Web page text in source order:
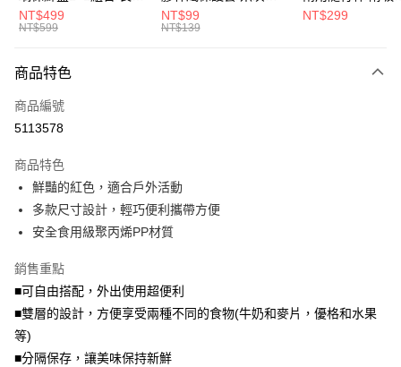
【大哥付你分期使用說明】
1.本服務由台灣大哥大提供，台灣大哥大用戶可立即使用無須另外申請。
成交易。
4.訂單成立30分鐘內，如未前往確認交易或遇審核未通過，訂單將自動取
消。如遇「轉專審核」未通過狀況，表示未達大哥付你分期系統評分，恕無
1.分期款項不併入電信帳單，「大哥付你分期」於每月結算日後寄送繳費提
醒簡訊。
2.透過簡訊連結打開帳單後，可選擇「超商條碼／台灣大直營門市／銀行轉
帳／街口支付／iPASS MONEY」等通路繳費。
1.本服務係由「台灣大哥大股份有限公司」（以下簡稱本公司）所提供，讓
用戶於交易時，得透過本服務購買商品或服務，並由商店將買賣／分期付款
買賣價金債權讓與本公司後，依約使用本公司帳單繳交帳款。
2.基於同意付款使用「大哥付你分期」之契約關係目的，商店將以您的個人
資料（包含姓名、電話或地址）提供予台灣大哥大進項蒐集、處理及利用，
3.完整用戶服務條款，請詳閱以下連結：
ATM付款
運送方式
付款後全家取貨
每筆NT$80，滿NT$888(含以上)免運費
每筆NT$80，滿NT$888(含以上)免運費
宅配
每筆NT$120，滿NT$1,000(含以上)免運費
門市取貨-自備購物袋
每筆NT$80，滿NT$500(含以上)免運費
形/1L(LLG445KKSP2-
01)
NT$499
NT$599
(BOTTOM-
LHC4343BEG)
NT$99
NT$139
管/500ml/粉
NT$299
商品特色
商品編號
5113578
商品特色
鮮豔的紅色，適合戶外活動
多款尺寸設計，輕巧便利攜帶方便
安全食用級聚丙烯PP材質
銷售重點
■可自由搭配，外出使用超便利
■雙層的設計，方便享受兩種不同的食物(牛奶和麥片，優格和水果
等)
■分隔保存，讓美味保持新鮮